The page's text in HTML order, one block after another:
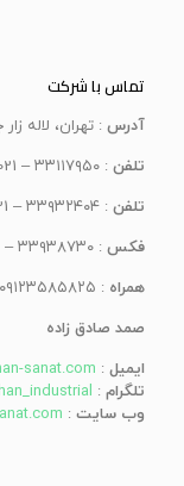
تماس با شرکت
آدرس : تهران، لاله
تلفن : ۳۳۱۱۷۹۵۰ – 021
تلفن : ۳۳۹۳۲۴۰۴ – 021
فکس : ۳۳۹۳۸۷۳۰ – 021
همراه : ۰۹۱۲۳۵۸۵۸۲۵
صمد صادق زاده
ایمیل :
sanat.com
تلگرام :
وب سایت :